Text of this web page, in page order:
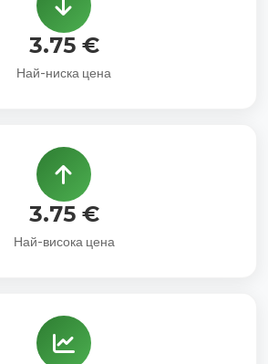
3.75 €
Най-ниска цена
3.75 €
Най-висока цена